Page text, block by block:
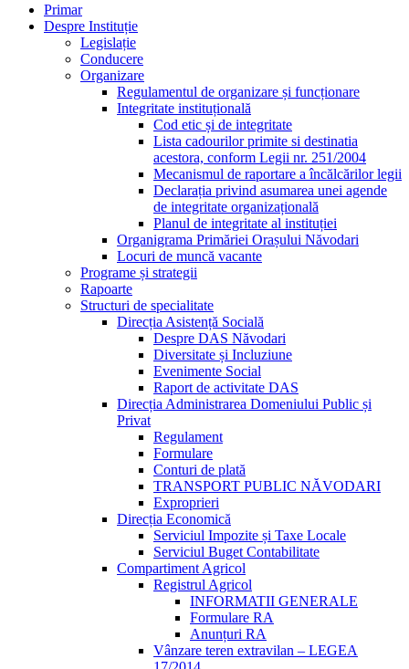
Primar
Despre Instituție
Legislație
Conducere
Organizare
Regulamentul de organizare și funcționare
Integritate instituțională
Cod etic și de integritate
Lista cadourilor primite si destinatia
acestora, conform Legii nr. 251/2004
Mecanismul de raportare a încălcărilor legii
Declarația privind asumarea unei agende
de integritate organizațională
Planul de integritate al instituției
Organigrama Primăriei Orașului Năvodari
Locuri de muncă vacante
Programe și strategii
Rapoarte
Structuri de specialitate
Direcția Asistență Socială
Despre DAS Năvodari
Diversitate și Incluziune
Evenimente Social
Raport de activitate DAS
Direcția Administrarea Domeniului Public și
Privat
Regulament
Formulare
Conturi de plată
TRANSPORT PUBLIC NĂVODARI
Exproprieri
Direcția Economică
Serviciul Impozite și Taxe Locale
Serviciul Buget Contabilitate
Compartiment Agricol
Registrul Agricol
INFORMATII GENERALE
Formulare RA
Anunțuri RA
Vânzare teren extravilan – LEGEA